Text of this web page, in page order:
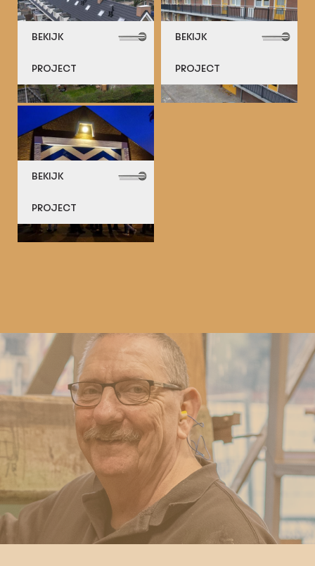
BEKIJK
PROJECT
BEKIJK
PROJECT
BEKIJK
PROJECT